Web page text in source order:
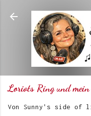
Direkt
Loriots Ring und mein
Von Sunny's side of